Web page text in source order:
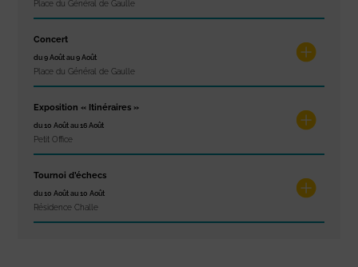
Place du Général de Gaulle
Concert
du 9 Août au 9 Août
Place du Général de Gaulle
Exposition « Itinéraires »
du 10 Août au 16 Août
Petit Office
Tournoi d’échecs
du 10 Août au 10 Août
Résidence Challe